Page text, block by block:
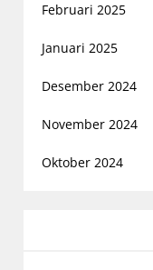
Februari 2025
Januari 2025
Desember 2024
November 2024
Oktober 2024